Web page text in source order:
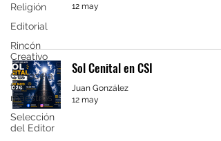
Religión
Editorial
Rincón
Creativo
Conoce a
tus
maestros
Selección
del Editor
12 may
Sol Cenital en CSI
Juan González
12 may